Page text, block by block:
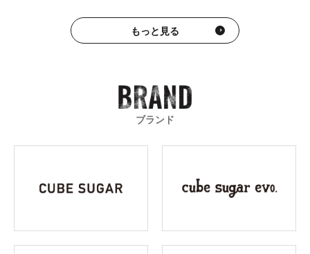
もっと見る
ブランド